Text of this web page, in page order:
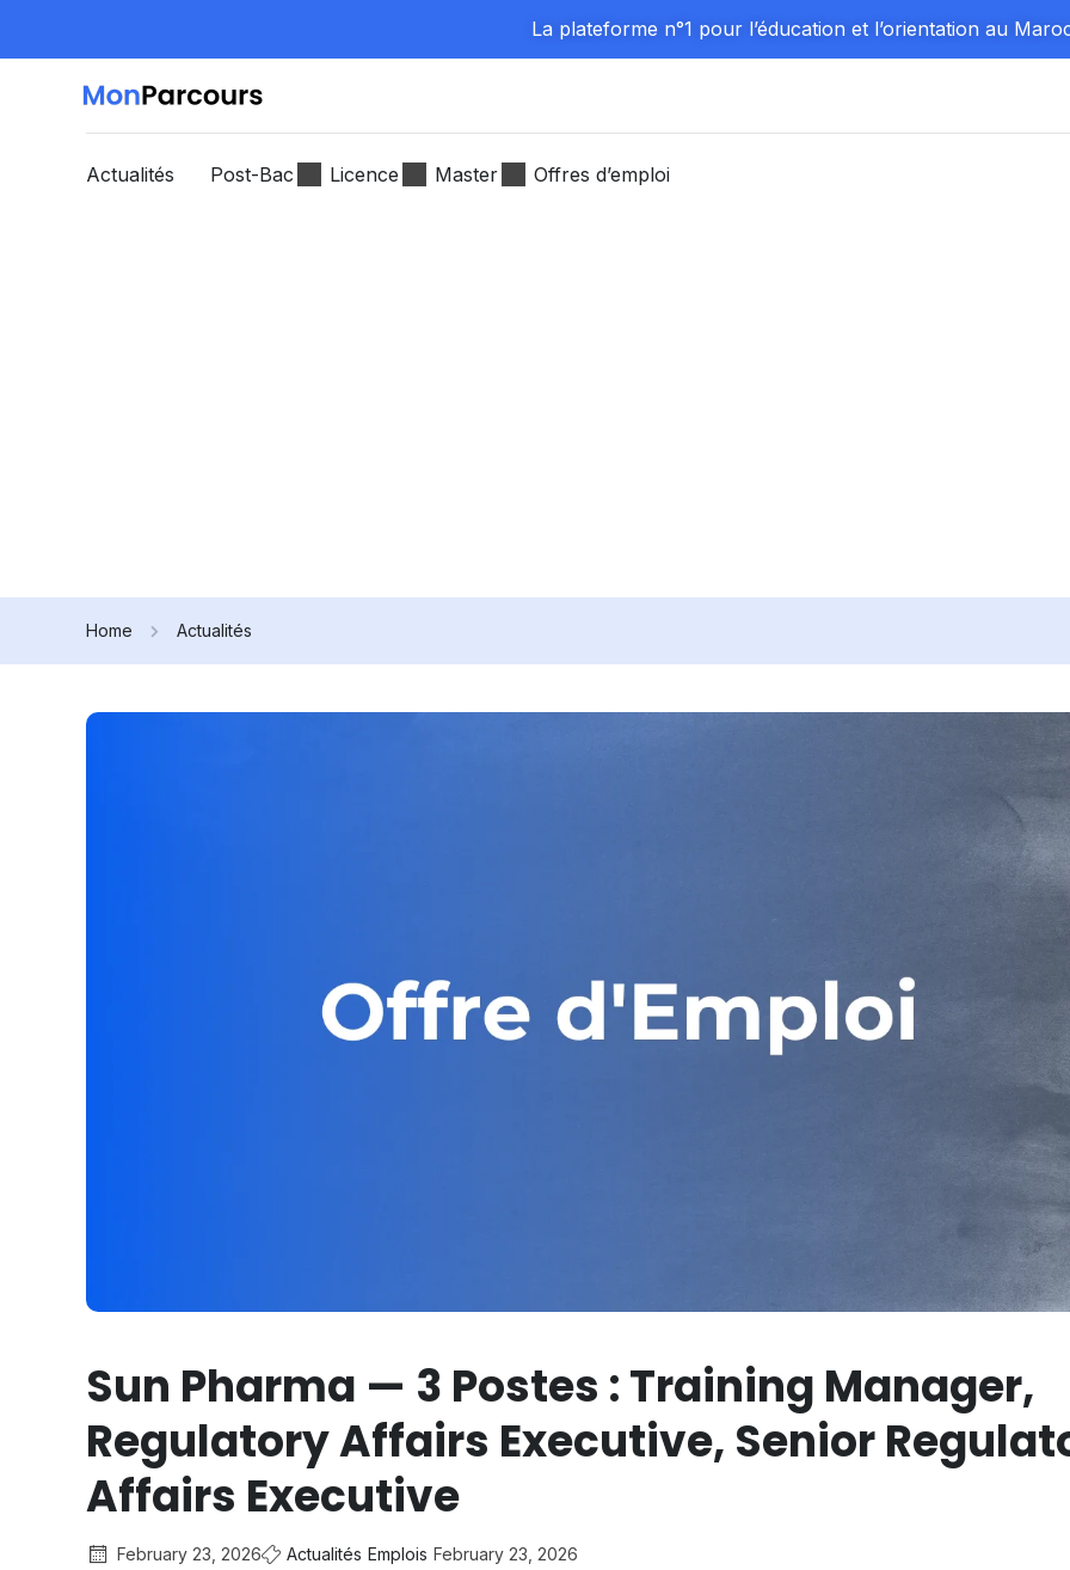
La plateforme n°1 pour l’éducation et l’orientation au
Actualités Post-Bac Licence Master Offres d’emploi
Home Actualités
Sun Pharma — 3 Postes : Training Manager,
Regulatory Affairs Executive, Senior
Affairs Executive
February 23, 2026 Actualités Emplois February 23, 2026